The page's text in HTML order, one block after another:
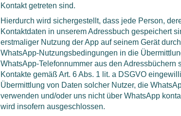
Kontakt getreten sind.
Hierdurch wird sichergestellt, dass jede Person,
Kontaktdaten in unserem Adressbuch gespeichert
erstmaliger Nutzung der App auf seinem Gerät
WhatsApp-Nutzungsbedingungen in die
WhatsApp-Telefonnummer aus den Adressbüchern
Kontakte gemäß Art. 6 Abs. 1 lit. a DSGVO
Übermittlung von Daten solcher Nutzer, die
verwenden und/oder uns nicht über WhatsApp
wird insofern ausgeschlossen.